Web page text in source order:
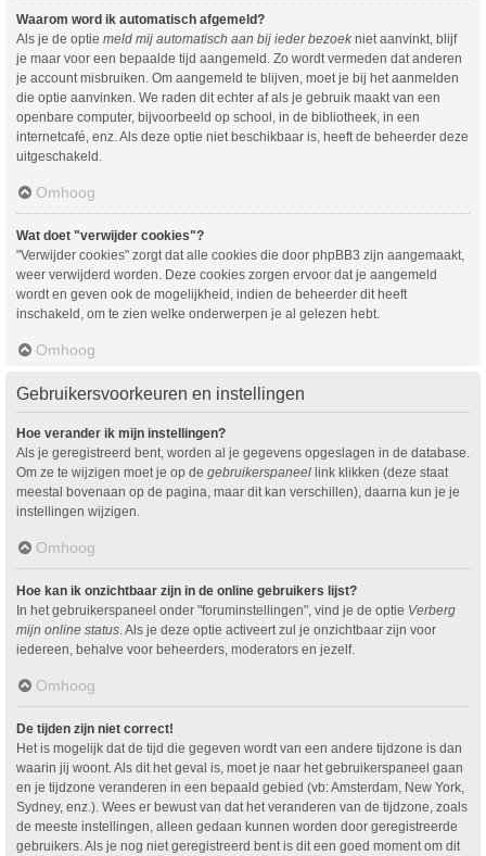
Waarom word ik automatisch afgemeld?
Als je de optie meld mij automatisch aan bij ieder bezoek niet aanvinkt, blijf
je maar voor een bepaalde tijd aangemeld. Zo wordt vermeden dat anderen
je account misbruiken. Om aangemeld te blijven, moet je bij het aanmelden
die optie aanvinken. We raden dit echter af als je gebruik maakt van een
openbare computer, bijvoorbeeld op school, in de bibliotheek, in een
internetcafé, enz. Als deze optie niet beschikbaar is, heeft de beheerder deze
uitgeschakeld.
Omhoog
Wat doet "verwijder cookies"?
"Verwijder cookies" zorgt dat alle cookies die door phpBB3 zijn aangemaakt,
weer verwijderd worden. Deze cookies zorgen ervoor dat je aangemeld
wordt en geven ook de mogelijkheid, indien de beheerder dit heeft
inschakeld, om te zien welke onderwerpen je al gelezen hebt.
Omhoog
Gebruikersvoorkeuren en instellingen
Hoe verander ik mijn instellingen?
Als je geregistreerd bent, worden al je gegevens opgeslagen in de database.
Om ze te wijzigen moet je op de gebruikerspaneel link klikken (deze staat
meestal bovenaan op de pagina, maar dit kan verschillen), daarna kun je je
instellingen wijzigen.
Omhoog
Hoe kan ik onzichtbaar zijn in de online gebruikers lijst?
In het gebruikerspaneel onder "foruminstellingen", vind je de optie Verberg
mijn online status . Als je deze optie activeert zul je onzichtbaar zijn voor
iedereen, behalve voor beheerders, moderators en jezelf.
Omhoog
De tijden zijn niet correct!
Het is mogelijk dat de tijd die gegeven wordt van een andere tijdzone is dan
waarin jij woont. Als dit het geval is, moet je naar het gebruikerspaneel gaan
en je tijdzone veranderen in een bepaald gebied (vb: Amsterdam, New York,
Sydney, enz.). Wees er bewust van dat het veranderen van de tijdzone, zoals
de meeste instellingen, alleen gedaan kunnen worden door geregistreerde
gebruikers. Als je nog niet geregistreerd bent is dit een goed moment om dit